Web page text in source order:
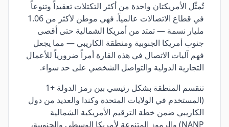
تُمثّل الأمريكتان واحدة من أكثر التكتلات تعقيداً وتنوعاً
في قطاع الاتصالات عالمياً. فهي موطن لأكثر من 1.06
مليار نسمة — تمتد من أمريكا الشمالية حتى أقصى
جنوب أمريكا الجنوبية ومنطقة الكاريبي — مما يجعل
فهم آليات الاتصال في هذه القارة أمراً ضرورياً للأعمال
التجارية الدولية والتواصل الشخصي على حد سواء.
تنقسم المنطقة بشكل رئيسي بين رمز الدولة +1
(المستخدم في الولايات المتحدة وكندا والعديد من دول
الكاريبي ضمن خطة الترقيم الأمريكية الشمالية
NANP) والرموز المتنوعة لأمريكا الوسطى والجنوبية،